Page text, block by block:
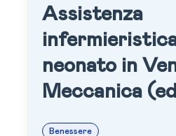
Assistenza
infermieristica
neonato in
Meccanica
Benessere